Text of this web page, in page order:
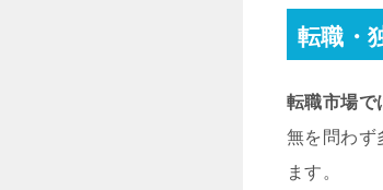
転職・
転職市場で
無を問わず
ます。